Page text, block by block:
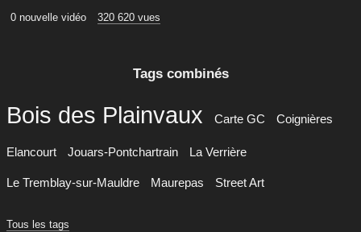
0 nouvelle vidéo 320 620 vues
Tags combinés
Bois des Plainvaux Carte GC Coignières
Elancourt Jouars-Pontchartrain La Verrière
Le Tremblay-sur-Mauldre Maurepas Street Art
Tous les tags